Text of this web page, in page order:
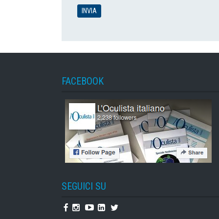
FACEBOOK
SEGUICI SU
Facebook
Instagram
YoutubeLinkedin
Twitter